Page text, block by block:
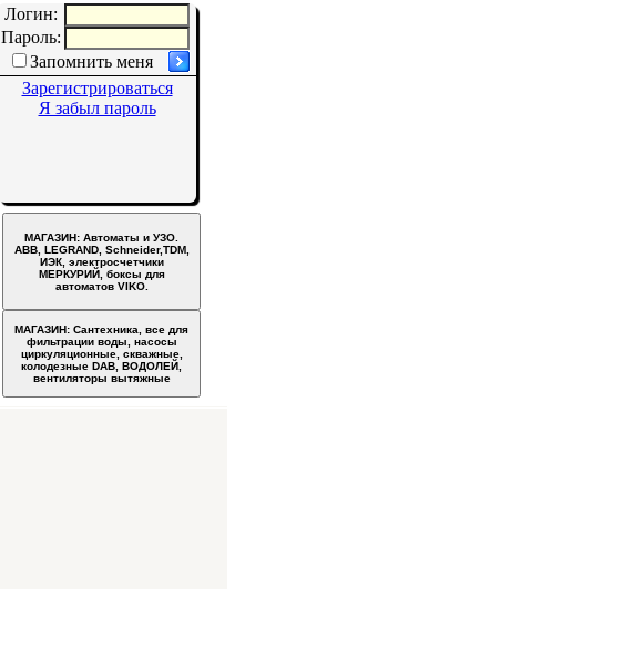
Логин:
Пароль:
Запомнить меня
Зарегистрироваться
Я забыл пароль